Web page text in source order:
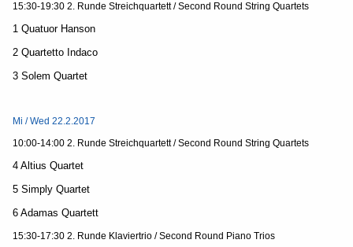
15:30-19:30 2. Runde Streichquartett / Second Round String Quartets
1 Quatuor Hanson
2 Quartetto Indaco
3 Solem Quartet
Mi / Wed 22.2.2017
10:00-14:00 2. Runde Streichquartett / Second Round String Quartets
4 Altius Quartet
5 Simply Quartet
6 Adamas Quartett
15:30-17:30 2. Runde Klaviertrio / Second Round Piano Trios